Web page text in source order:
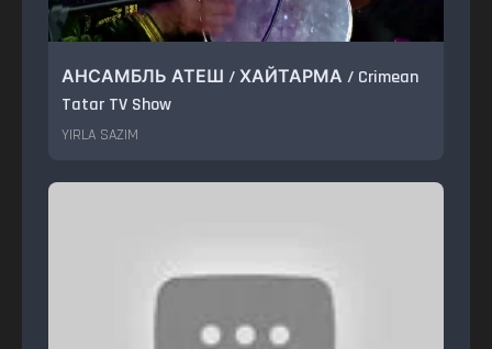
АНСАМБЛЬ АТЕШ / ХАЙТАРМА / Crimean
Tatar TV Show
YIRLA SAZIM